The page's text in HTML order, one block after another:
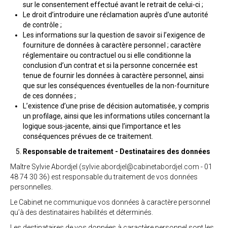
sur le consentement effectué avant le retrait de celui-ci ;
Le droit d’introduire une réclamation auprès d’une autorité
de contrôle ;
Les informations sur la question de savoir si l’exigence de
fourniture de données à caractère personnel ; caractère
réglementaire ou contractuel ou si elle conditionne la
conclusion d’un contrat et si la personne concernée est
tenue de fournir les données à caractère personnel, ainsi
que sur les conséquences éventuelles de la non-fourniture
de ces données ;
L’existence d’une prise de décision automatisée, y compris
un profilage, ainsi que les informations utiles concernant la
logique sous-jacente, ainsi que l’importance et les
conséquences prévues de ce traitement.
Responsable de traitement - Destinataires des données
Maître Sylvie Abordjel (sylvie.abordjel@cabinetabordjel.com - 01
48 74 30 36) est responsable du traitement de vos données
personnelles.
Le Cabinet ne communique vos données à caractère personnel
qu’à des destinataires habilités et déterminés.